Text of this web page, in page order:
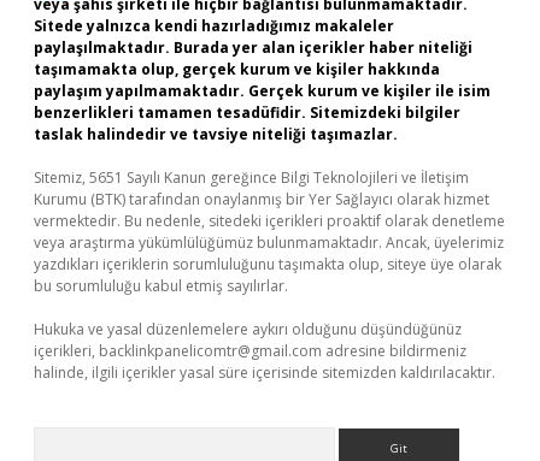
veya şahıs şirketi ile hiçbir bağlantısı bulunmamaktadır.
Sitede yalnızca kendi hazırladığımız makaleler
paylaşılmaktadır. Burada yer alan içerikler haber niteliği
taşımamakta olup, gerçek kurum ve kişiler hakkında
paylaşım yapılmamaktadır. Gerçek kurum ve kişiler ile isim
benzerlikleri tamamen tesadüfidir. Sitemizdeki bilgiler
taslak halindedir ve tavsiye niteliği taşımazlar.
Sitemiz, 5651 Sayılı Kanun gereğince Bilgi Teknolojileri ve İletişim
Kurumu (BTK) tarafından onaylanmış bir Yer Sağlayıcı olarak hizmet
vermektedir. Bu nedenle, sitedeki içerikleri proaktif olarak denetleme
veya araştırma yükümlülüğümüz bulunmamaktadır. Ancak, üyelerimiz
yazdıkları içeriklerin sorumluluğunu taşımakta olup, siteye üye olarak
bu sorumluluğu kabul etmiş sayılırlar.
Hukuka ve yasal düzenlemelere aykırı olduğunu düşündüğünüz
içerikleri, backlinkpanelicomtr@gmail.com adresine bildirmeniz
halinde, ilgili içerikler yasal süre içerisinde sitemizden kaldırılacaktır.